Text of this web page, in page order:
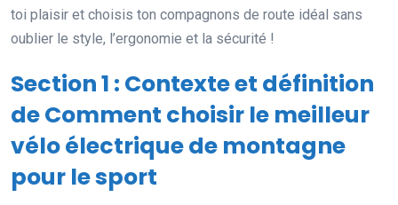
toi plaisir et choisis ton compagnons de route idéal sans
oublier le style, l’ergonomie et la sécurité !
Section 1 : Contexte et définition
de Comment choisir le meilleur
vélo électrique de montagne
pour le sport